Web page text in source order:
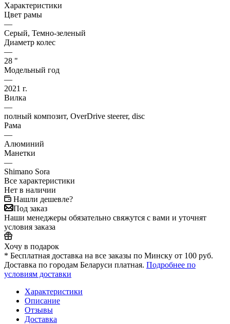
Характеристики
Цвет рамы
—
Серый, Темно-зеленый
Диаметр колес
—
28 "
Модельный год
—
2021 г.
Вилка
—
полный композит, OverDrive steerer, disc
Рама
—
Алюминий
Манетки
—
Shimano Sora
Все характеристики
Нет в наличии
Нашли дешевле?
Под заказ
Наши менеджеры обязательно свяжутся с вами и уточнят
условия заказа
Хочу в подарок
* Бесплатная доставка на все заказы по Минску от 100 руб.
Доставка по городам Беларуси платная. Подробнее по
условиям доставки
Характеристики
Описание
Отзывы
Доставка